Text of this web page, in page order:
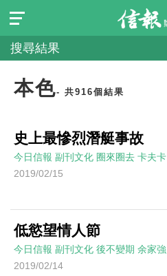
搜尋結果
本色- 共916個結果
史上最慘烈潛艇事故
今日信報 副刊文化 圈來圈去 卡夫卡
2019/02/15
低慾望情人節
今日信報 副刊文化 後不變期 余家強
2019/02/14